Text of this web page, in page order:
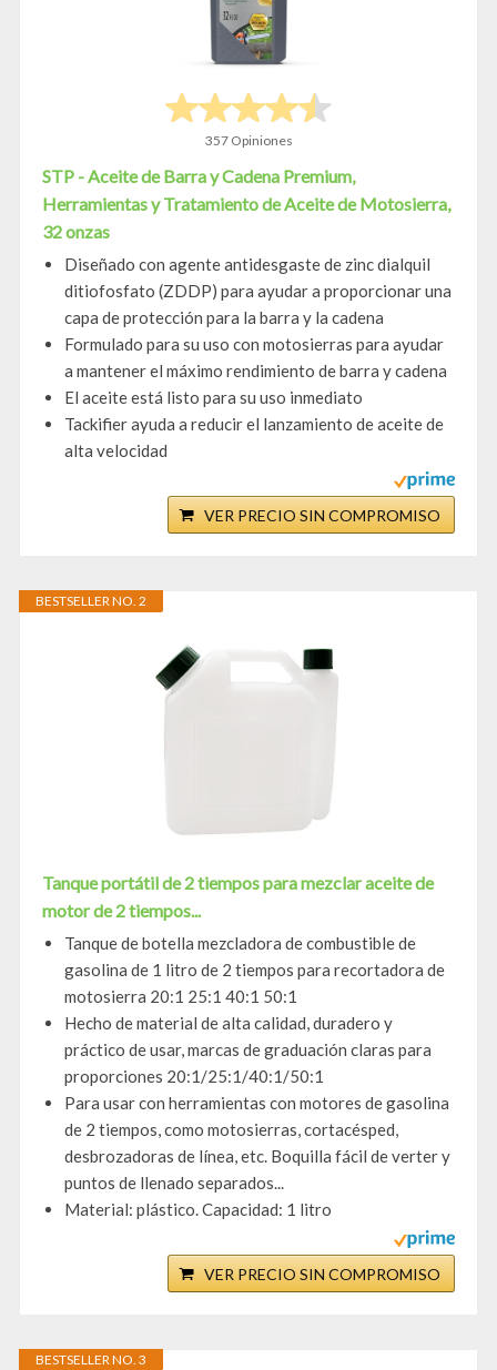
357 Opiniones
STP - Aceite de Barra y Cadena Premium,
Herramientas y Tratamiento de Aceite de Motosierra,
32 onzas
Diseñado con agente antidesgaste de zinc dialquil
ditiofosfato (ZDDP) para ayudar a proporcionar una
capa de protección para la barra y la cadena
Formulado para su uso con motosierras para ayudar
a mantener el máximo rendimiento de barra y cadena
El aceite está listo para su uso inmediato
Tackifier ayuda a reducir el lanzamiento de aceite de
alta velocidad
VER PRECIO SIN COMPROMISO
BESTSELLER NO. 2
Tanque portátil de 2 tiempos para mezclar aceite de
motor de 2 tiempos...
Tanque de botella mezcladora de combustible de
gasolina de 1 litro de 2 tiempos para recortadora de
motosierra 20:1 25:1 40:1 50:1
Hecho de material de alta calidad, duradero y
práctico de usar, marcas de graduación claras para
proporciones 20:1/25:1/40:1/50:1
Para usar con herramientas con motores de gasolina
de 2 tiempos, como motosierras, cortacésped,
desbrozadoras de línea, etc. Boquilla fácil de verter y
puntos de llenado separados...
Material: plástico. Capacidad: 1 litro
VER PRECIO SIN COMPROMISO
BESTSELLER NO. 3